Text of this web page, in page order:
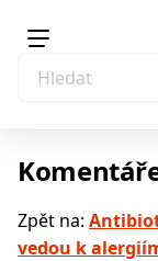
Zpět na:
vedou k